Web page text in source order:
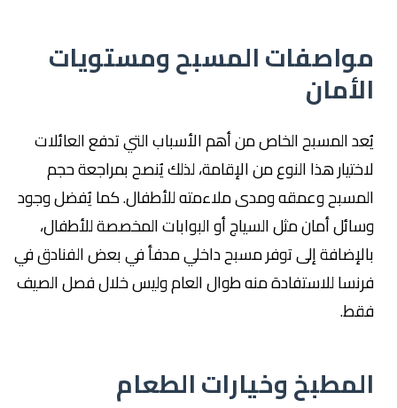
مواصفات المسبح ومستويات
الأمان
يُعد المسبح الخاص من أهم الأسباب التي تدفع العائلات
لاختيار هذا النوع من الإقامة، لذلك يُنصح بمراجعة حجم
المسبح وعمقه ومدى ملاءمته للأطفال. كما يُفضل وجود
وسائل أمان مثل السياج أو البوابات المخصصة للأطفال،
بالإضافة إلى توفر مسبح داخلي مدفأ في بعض الفنادق في
فرنسا للاستفادة منه طوال العام وليس خلال فصل الصيف
فقط.
المطبخ وخيارات الطعام